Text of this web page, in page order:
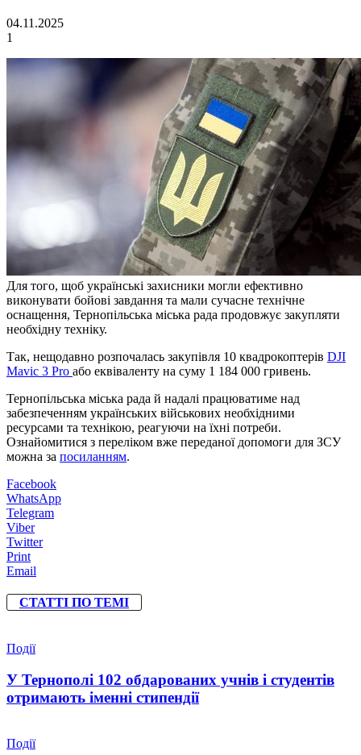
04.11.2025
1
Для того, щоб українські захисники могли ефективно
виконувати бойові завдання та мали сучасне технічне
оснащення, Тернопільська міська рада продовжує закупляти
необхідну техніку.
Так, нещодавно розпочалась закупівля 10 квадрокоптерів DJI
Mavic 3 Pro або еквіваленту на суму 1 184 000 гривень.
Тернопільська міська рада й надалі працюватиме над
забезпеченням українських військових необхідними
ресурсами та технікою, реагуючи на їхні потреби.
Ознайомитися з переліком вже переданої допомоги для ЗСУ
можна за посиланням.
Facebook
WhatsApp
Telegram
Viber
Twitter
Print
Email
СТАТТІ ПО ТЕМІ
Події
У Тернополі 102 обдарованих учнів і студентів
отримають іменні стипендії
Події